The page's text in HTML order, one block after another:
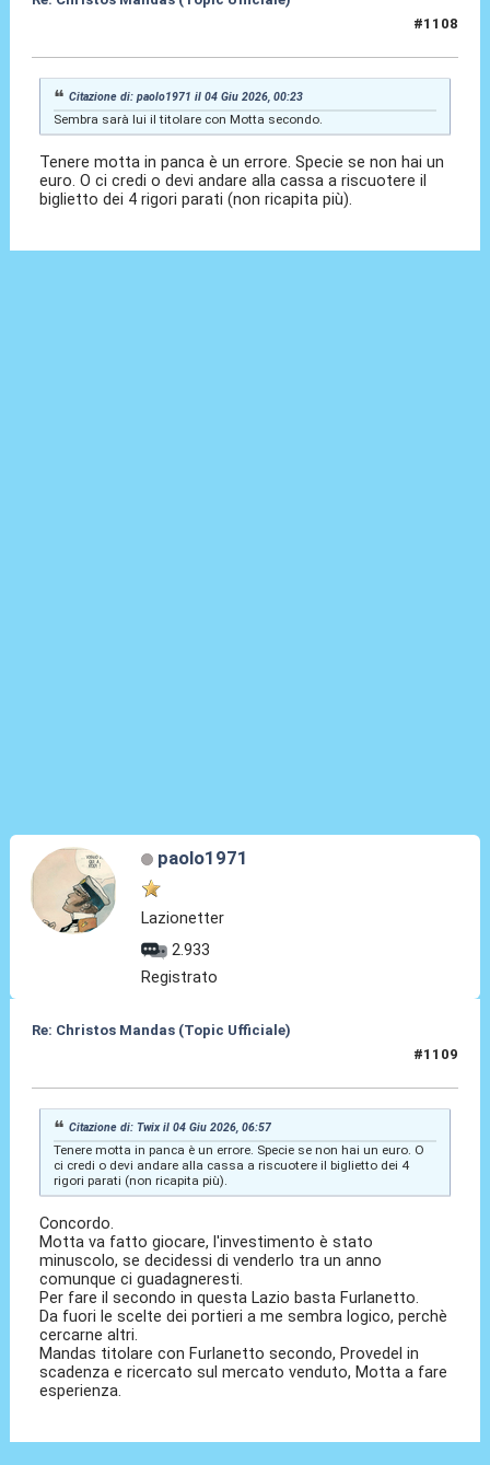
#1108
Citazione di: paolo1971 il 04 Giu 2026, 00:23
Sembra sarà lui il titolare con Motta secondo.
Tenere motta in panca è un errore. Specie se non hai un
euro. O ci credi o devi andare alla cassa a riscuotere il
biglietto dei 4 rigori parati (non ricapita più).
paolo1971
Lazionetter
2.933
Registrato
Re: Christos Mandas (Topic Ufficiale)
#1109
Citazione di: Twix il 04 Giu 2026, 06:57
Tenere motta in panca è un errore. Specie se non hai un euro. O
ci credi o devi andare alla cassa a riscuotere il biglietto dei 4
rigori parati (non ricapita più).
Concordo.
Motta va fatto giocare, l'investimento è stato
minuscolo, se decidessi di venderlo tra un anno
comunque ci guadagneresti.
Per fare il secondo in questa Lazio basta Furlanetto.
Da fuori le scelte dei portieri a me sembra logico, perchè
cercarne altri.
Mandas titolare con Furlanetto secondo, Provedel in
scadenza e ricercato sul mercato venduto, Motta a fare
esperienza.